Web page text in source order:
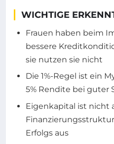
WICHTIGE
Frauen haben beim
bessere
sie nutzen sie nicht
Die 1%-Regel ist ein
5% Rendite bei guter
Eigenkapital ist nicht
Erfolgs aus